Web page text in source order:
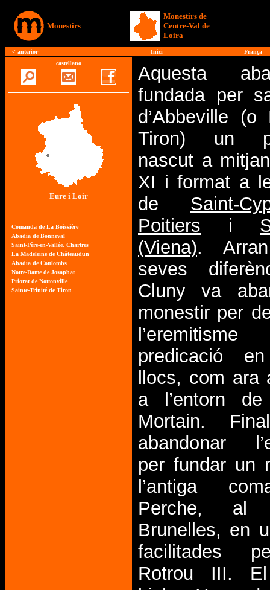
Monestirs
Monestirs de
Centre-Val de
Loira
< anterior Inici
França
castellano
Eure i Loir
Aquesta
fundada per
d’Abbeville
Tiron) un
nascut a
XI i format a
de Saint-
Poitiers i
(Viena).
seves
Cluny va
monestir per
predicació
llocs, com
a l’entorn
Mortain.
abandonar
per fundar un
l’antiga
Perche,
Brunelles, en
facilitades
Rotrou III.